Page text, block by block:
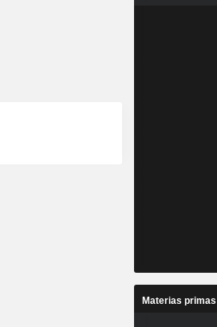
Materias primas